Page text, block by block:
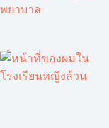
พยาบาล